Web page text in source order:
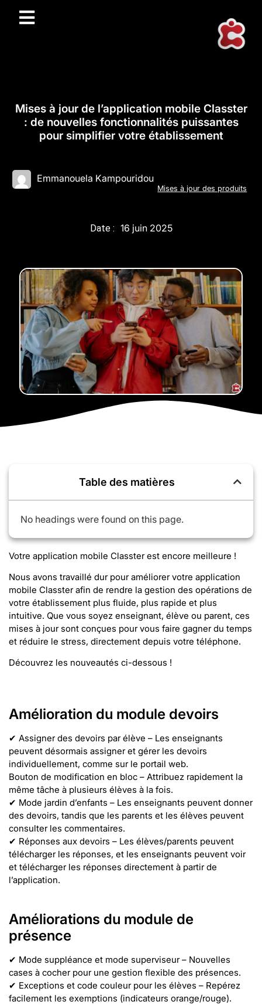
Mises à jour de l’application mobile Classter
: de nouvelles fonctionnalités puissantes
pour simplifier votre établissement
Emmanouela Kampouridou
Mises à jour des produits
Date : 16 juin 2025
Table des matières
No headings were found on this page.
Votre application mobile Classter est encore meilleure !
Nous avons travaillé dur pour améliorer votre application
mobile Classter afin de rendre la gestion des opérations de
votre établissement plus fluide, plus rapide et plus
intuitive. Que vous soyez enseignant, élève ou parent, ces
mises à jour sont conçues pour vous faire gagner du temps
et réduire le stress, directement depuis votre téléphone.
Découvrez les nouveautés ci-dessous !
Amélioration du module devoirs
✔ Assigner des devoirs par élève – Les enseignants
peuvent désormais assigner et gérer les devoirs
individuellement, comme sur le portail web.
Bouton de modification en bloc – Attribuez rapidement la
même tâche à plusieurs élèves à la fois.
✔ Mode jardin d’enfants – Les enseignants peuvent donner
des devoirs, tandis que les parents et les élèves peuvent
consulter les commentaires.
✔ Réponses aux devoirs – Les élèves/parents peuvent
télécharger les réponses, et les enseignants peuvent voir
et télécharger les réponses directement à partir de
l’application.
Améliorations du module de
présence
✔ Mode suppléance et mode superviseur – Nouvelles
cases à cocher pour une gestion flexible des présences.
✔ Exceptions et code couleur pour les élèves – Repérez
facilement les exemptions (indicateurs orange/rouge).